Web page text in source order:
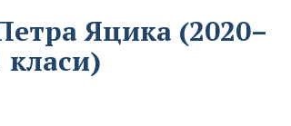
Яцика (2020–
класи)